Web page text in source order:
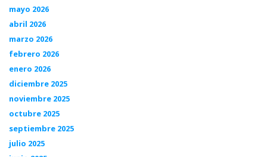
mayo 2026
abril 2026
marzo 2026
febrero 2026
enero 2026
diciembre 2025
noviembre 2025
octubre 2025
septiembre 2025
julio 2025